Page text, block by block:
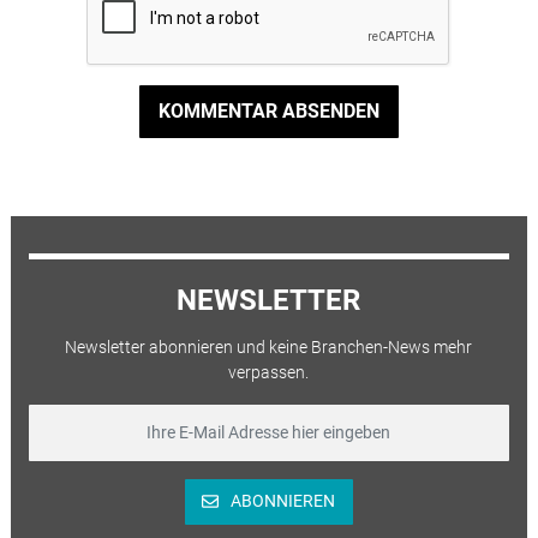
KOMMENTAR ABSENDEN
NEWSLETTER
Newsletter abonnieren und keine Branchen-News mehr
verpassen.
ABONNIEREN